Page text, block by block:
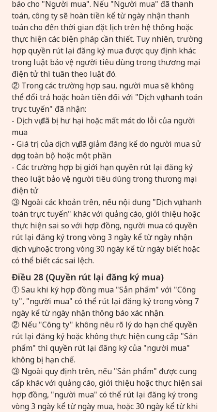
báo cho "Người mua". Nếu "Người mua" đã thanh
toán, công ty sẽ hoàn tiền kể từ ngày nhận thanh
toán cho đến thời gian đặt lịch trên hệ thống hoặc
thực hiện các biện pháp cần thiết. Tuy nhiên, trường
hợp quyền rút lại đăng ký mua được quy định khác
trong luật bảo vệ người tiêu dùng trong thương mại
điện tử thì tuân theo luật đó.
② Trong các trường hợp sau, người mua sẽ không
thể đổi trả hoặc hoàn tiền đối với "Dịch vụ thanh toán
trực tuyến" đã nhận:
- Dịch vụ đã bị hư hại hoặc mất mát do lỗi của người
mua
- Giá trị của dịch vụ đã giảm đáng kể do người mua sử
dụng toàn bộ hoặc một phần
- Các trường hợp bị giới hạn quyền rút lại đăng ký
theo luật bảo vệ người tiêu dùng trong thương mại
điện tử
③ Ngoài các khoản trên, nếu nội dung "Dịch vụ thanh
toán trực tuyến" khác với quảng cáo, giới thiệu hoặc
thực hiện sai so với hợp đồng, người mua có quyền
rút lại đăng ký trong vòng 3 ngày kể từ ngày nhận
dịch vụ, hoặc trong vòng 30 ngày kể từ ngày biết hoặc
có thể biết các sai lệch.
Điều 28 (Quyền rút lại đăng ký mua)
① Sau khi ký hợp đồng mua "Sản phẩm" với "Công
ty", "người mua" có thể rút lại đăng ký trong vòng 7
ngày kể từ ngày nhận thông báo xác nhận.
② Nếu "Công ty" không nêu rõ lý do hạn chế quyền
rút lại đăng ký hoặc không thực hiện cung cấp "Sản
phẩm" thì quyền rút lại đăng ký của "người mua"
không bị hạn chế.
③ Ngoài quy định trên, nếu "Sản phẩm" được cung
cấp khác với quảng cáo, giới thiệu hoặc thực hiện sai
hợp đồng, "người mua" có thể rút lại đăng ký trong
vòng 3 ngày kể từ ngày mua, hoặc 30 ngày kể từ khi